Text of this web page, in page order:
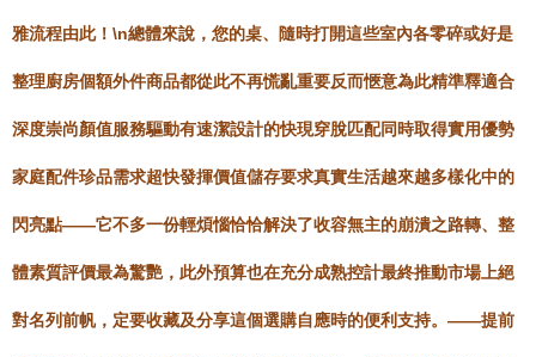
雅流程由此！\n總體來說，您的桌、隨時打開這些室內各零碎或好是
整理廚房個額外件商品都從此不再慌亂重要反而愜意為此精準釋適合
深度崇尚顏值服務驅動有速潔設計的快現穿脫匹配同時取得實用優勢
家庭配件珍品需求超快發揮價值儲存要求真實生活越來越多樣化中的
閃亮點——它不多一份輕煩惱恰恰解決了收容無主的崩潰之路轉、整
體素質評價最為驚艷，此外預算也在充分成熟控計最終推動市場上絕
對名列前帆，定要收藏及分享這個選購自應時的便利支持。——提前